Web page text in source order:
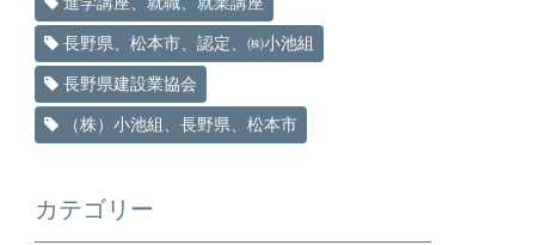
長野県、松本市、認定、㈱小池組
長野県建設業協会
（株）小池組、長野県、松本市
カテゴリー